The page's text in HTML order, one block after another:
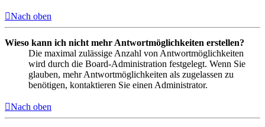
Nach oben
Wieso kann ich nicht mehr Antwortmöglichkeiten erstellen?
Die maximal zulässige Anzahl von Antwortmöglichkeiten
wird durch die Board-Administration festgelegt. Wenn Sie
glauben, mehr Antwortmöglichkeiten als zugelassen zu
benötigen, kontaktieren Sie einen Administrator.
Nach oben